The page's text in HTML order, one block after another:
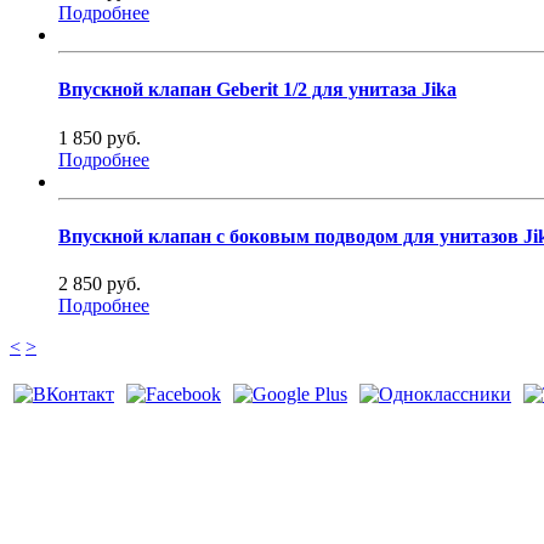
Подробнее
Впускной клапан Geberit 1/2 для унитаза Jika
1 850 руб.
Подробнее
Впускной клапан с боковым подводом для унитазов
2 850 руб.
Подробнее
< >